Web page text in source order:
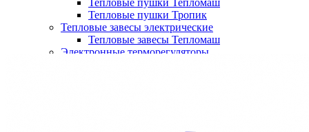
Тепловые пушки Тепломаш
Тепловые пушки Тропик
Тепловые завесы электрические
Тепловые завесы Тепломаш
Электронные терморегуляторы
Нажмите, чтобы увеличить